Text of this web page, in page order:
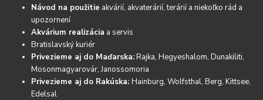
Návod na použitie akvárií, akvaterárií, terárií a niekoľko rád a
upozornení
Akvárium realizácia a servis
Bratislavský kuriér
Privezieme aj do Maďarska:Rajka, Hegyeshalom, Dunakiliti,
Mosonmagyarovár, Janossomoria
Privezieme aj do Rakúska:Hainburg, Wolfsthal, Berg, Kittsee,
Edelsal